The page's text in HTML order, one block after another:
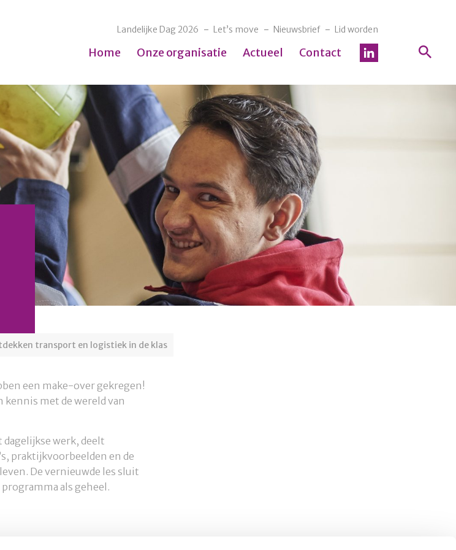
Landelijke Dag 2026 Let’s move Nieuwsbrief Lid worden
Home Onze organisatie Actueel Contact
transport en logistiek in de klas
een make-over gekregen!
met de wereld van
werk, deelt
praktijkvoorbeelden en de
De vernieuwde les sluit
als geheel.